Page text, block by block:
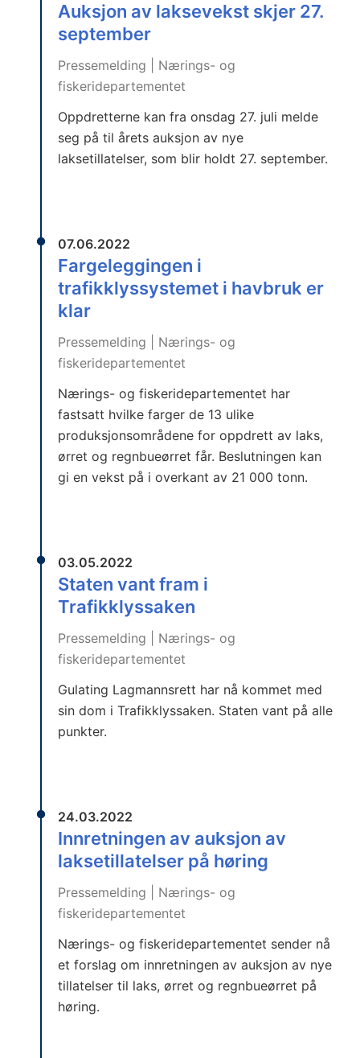
Auksjon av laksevekst skjer 27.
september
Pressemelding | Nærings- og
fiskeridepartementet
Oppdretterne kan fra onsdag 27. juli melde
seg på til årets auksjon av nye
laksetillatelser, som blir holdt 27. september.
07.06.2022
Fargeleggingen i
trafikklyssystemet i havbruk er
klar
Pressemelding | Nærings- og
fiskeridepartementet
Nærings- og fiskeridepartementet har
fastsatt hvilke farger de 13 ulike
produksjonsområdene for oppdrett av laks,
ørret og regnbueørret får. Beslutningen kan
gi en vekst på i overkant av 21 000 tonn.
03.05.2022
Staten vant fram i
Trafikklyssaken
Pressemelding | Nærings- og
fiskeridepartementet
Gulating Lagmannsrett har nå kommet med
sin dom i Trafikklyssaken. Staten vant på alle
punkter.
24.03.2022
Innretningen av auksjon av
laksetillatelser på høring
Pressemelding | Nærings- og
fiskeridepartementet
Nærings- og fiskeridepartementet sender nå
et forslag om innretningen av auksjon av nye
tillatelser til laks, ørret og regnbueørret på
høring.